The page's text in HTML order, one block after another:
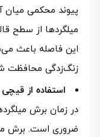
پیوند محکمی میان
این فاصله باعث
زنگ‌زدگی محافظت
استفاده از
در زمان برش
ضروری است. برش